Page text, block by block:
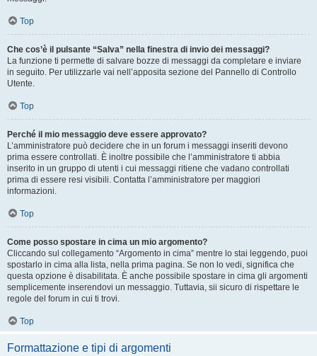
Top
Che cos’è il pulsante “Salva” nella finestra di invio dei messaggi?
La funzione ti permette di salvare bozze di messaggi da completare e inviare
in seguito. Per utilizzarle vai nell’apposita sezione del Pannello di Controllo
Utente.
Top
Perché il mio messaggio deve essere approvato?
L’amministratore può decidere che in un forum i messaggi inseriti devono
prima essere controllati. È inoltre possibile che l’amministratore ti abbia
inserito in un gruppo di utenti i cui messaggi ritiene che vadano controllati
prima di essere resi visibili. Contatta l’amministratore per maggiori
informazioni.
Top
Come posso spostare in cima un mio argomento?
Cliccando sul collegamento “Argomento in cima” mentre lo stai leggendo, puoi
spostarlo in cima alla lista, nella prima pagina. Se non lo vedi, significa che
questa opzione è disabilitata. È anche possibile spostare in cima gli argomenti
semplicemente inserendovi un messaggio. Tuttavia, sii sicuro di rispettare le
regole del forum in cui ti trovi.
Top
Formattazione e tipi di argomenti